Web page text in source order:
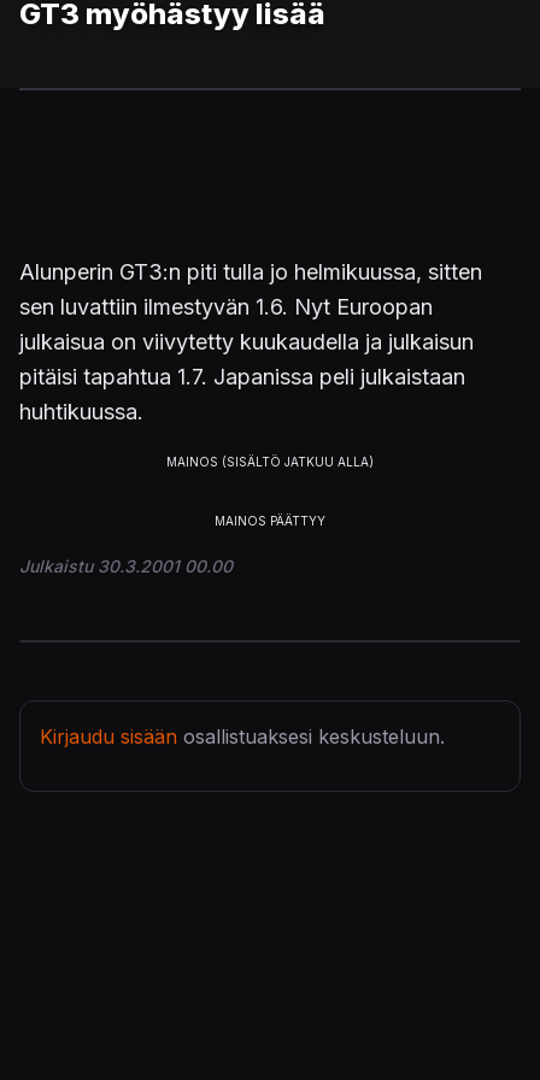
GT3 myöhästyy lisää
Alunperin GT3:n piti tulla jo helmikuussa, sitten
sen luvattiin ilmestyvän 1.6. Nyt Euroopan
julkaisua on viivytetty kuukaudella ja julkaisun
pitäisi tapahtua 1.7. Japanissa peli julkaistaan
huhtikuussa.
Julkaistu 30.3.2001 00.00
Kirjaudu sisään osallistuaksesi keskusteluun.